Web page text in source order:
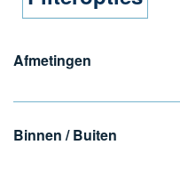
Afmetingen
Binnen / Buiten